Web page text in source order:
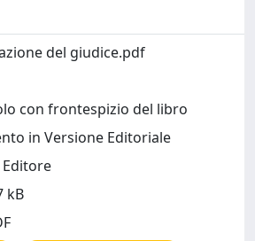
del giudice.pdf
con frontespizio del libro
in Versione Editoriale
Editore
kB